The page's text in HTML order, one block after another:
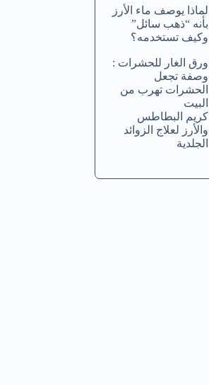
لماذا يوصف ماء الأرز
بأنه “ذهب سائل”
وكيف تستخدمه؟
ورق الغار للحشرات :
وصفة تجعل
الحشرات تهرب من
البيت
كريم البطاطس
والأرز لعلاج الزوائد
الجلدية